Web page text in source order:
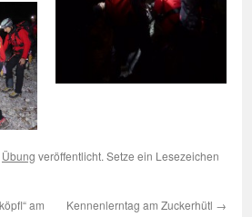
Übungveröffentlicht. Setze ein Lesezeichen